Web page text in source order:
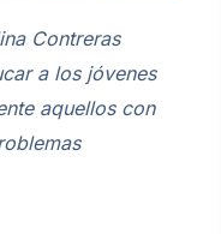
Contreras
a los jóvenes
aquellos con